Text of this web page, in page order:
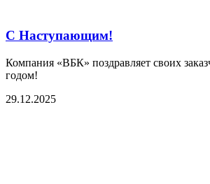
С Наступающим!
Компания «ВБК» поздравляет своих
годом!
29.12.2025